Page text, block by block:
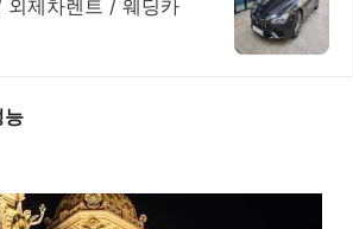
제차렌트 / 웨딩카
능